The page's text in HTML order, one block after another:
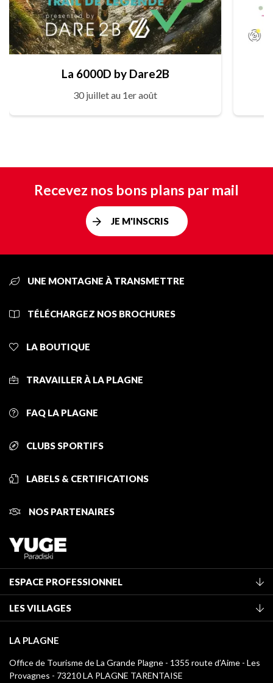
La 6000D by Dare2B
30 juillet au 1er août
Recevez nos bons plans par mail
JE M'INSCRIS
UNE MONTAGNE À TRANSMETTRE
TÉLÉCHARGEZ NOS BROCHURES
LA BOUTIQUE
TRAVAILLER À LA PLAGNE
FAQ LA PLAGNE
CLUBS SPORTIFS
LABELS & CERTIFICATIONS
NOS PARTENAIRES
ESPACE PROFESSIONNEL
Classement des meublés
Taxe de séjour
Médiathèque
Logos La Plagne
LES VILLAGES
Champagny-en-Vanoise
Montchavin - Les Coches
LA PLAGNE
Office de Tourisme de La Grande Plagne - 1355 route d’Aime - Les
Provagnes - 73210 LA PLAGNE TARENTAISE